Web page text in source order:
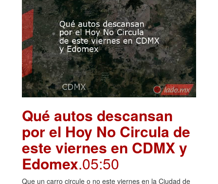
Qué autos descansan
por el Hoy No Circula de
este viernes en CDMX y
Edomex.05:50
Que un carro circule o no este viernes en la Ciudad de